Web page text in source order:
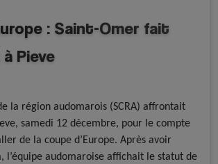
: Saint-Omer fait
Pieve
la région audomarois (SCRA) affrontait
samedi 12 décembre, pour le compte
de la coupe d’Europe. Après avoir
l’équipe audomaroise affichait le statut de